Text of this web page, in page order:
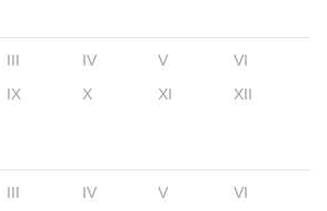
III IV V
VI
IX X XI XII
III IV V
VI